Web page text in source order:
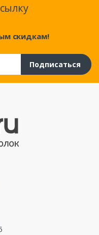
скидкам!
Подписаться